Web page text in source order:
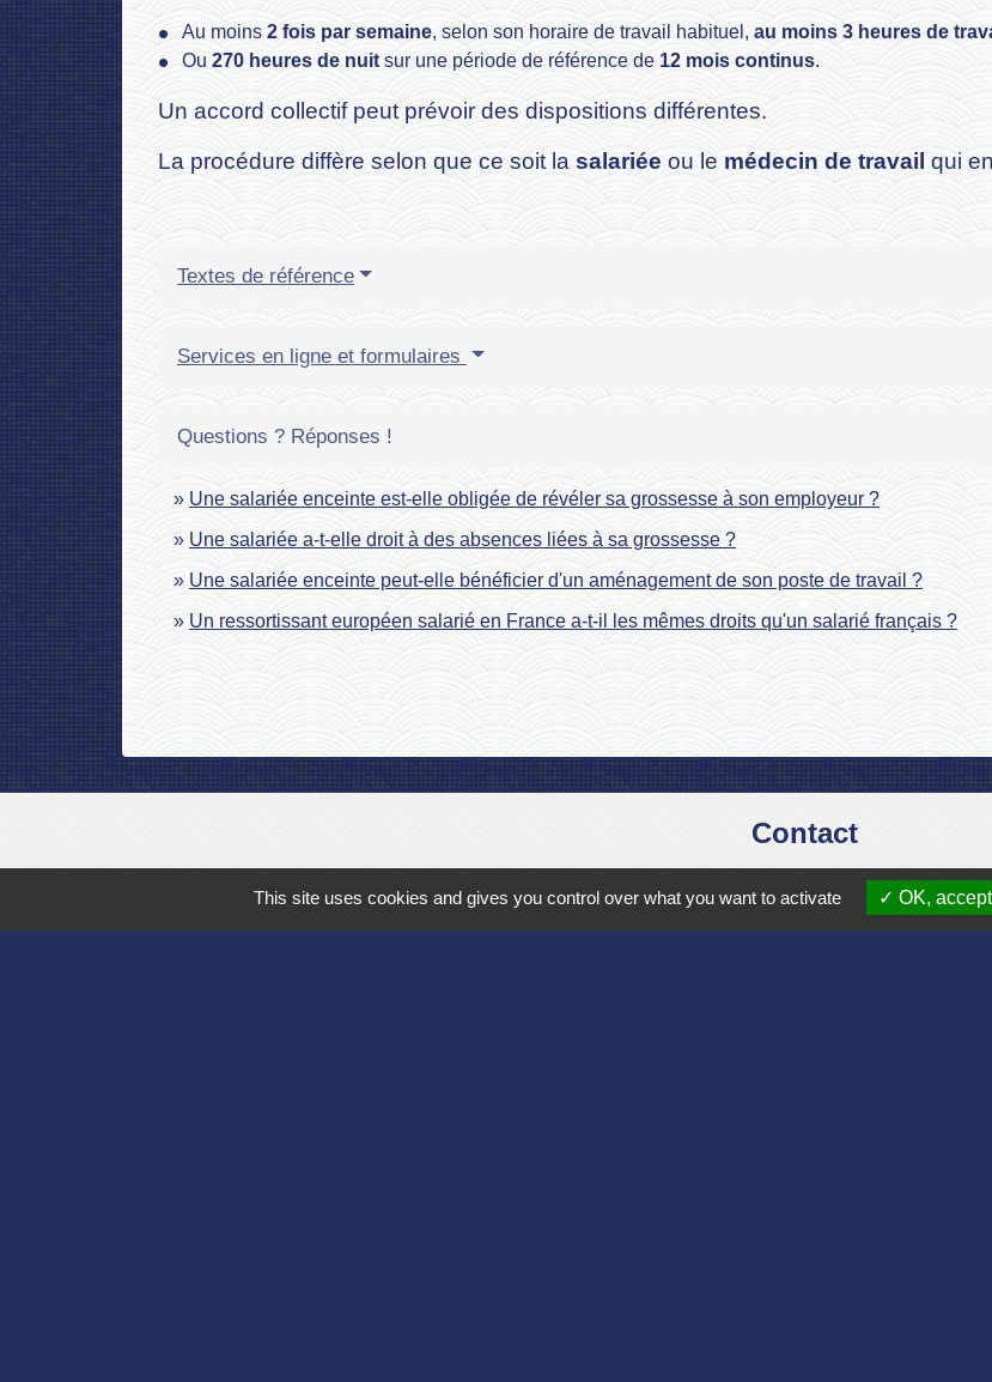
Au moins 2 fois par semaine, selon son horaire de travail habituel, au moins 3 heures de
Ou 270 heures de nuitsur une période de référence de 12 mois continus.
Un accord collectif peut prévoir des dispositions différentes.
La procédure diffère selon que ce soit la salariée ou le médecin de travail qui
Textes de référence
Services en ligne et formulaires
Questions ? Réponses !
Une salariée enceinte est-elle obligée de révéler sa grossesse à son employeur ?
Une salariée a-t-elle droit à des absences liées à sa grossesse ?
Une salariée enceinte peut-elle bénéficier d'un aménagement de son poste de travail ?
Un ressortissant européen salarié en France a-t-il les mêmes droits qu'un salarié français ?
Contact
Commune de Bruyères et
Place du Général de Gaulle
This site uses cookies and gives you control over what you want to activate OK, accept